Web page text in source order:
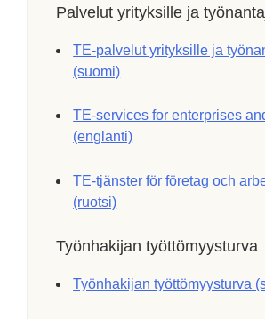
Palvelut yrityksille ja
TE-palvelut yrityksille ja
(suomi)
TE-services for enterprises
(englanti)
TE-tjänster för företag och
(ruotsi)
Työnhakijan työttömyysturva
Työnhakijan työttömyysturva